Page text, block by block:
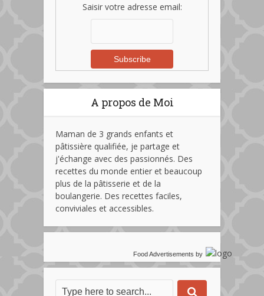
Saisir votre adresse email:
A propos de Moi
Maman de 3 grands enfants et
pâtissière qualifiée, je partage et
j'échange avec des passionnés. Des
recettes du monde entier et beaucoup
plus de la pâtisserie et de la
boulangerie. Des recettes faciles,
conviviales et accessibles.
Food Advertisements by